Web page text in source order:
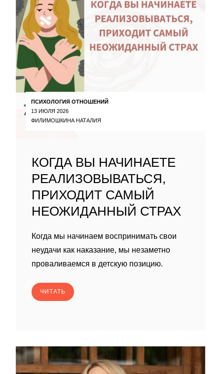
ПСИХОЛОГИЯ ОТНОШЕНИЙ
13 ИЮЛЯ 2026
ФИЛИМОШКИНА НАТАЛИЯ
КОГДА ВЫ НАЧИНАЕТЕ
РЕАЛИЗОВЫВАТЬСЯ,
ПРИХОДИТ САМЫЙ
НЕОЖИДАННЫЙ СТРАХ
Когда мы начинаем воспринимать свои
неудачи как наказание, мы незаметно
проваливаемся в детскую позицию.
ЧИТАТЬ